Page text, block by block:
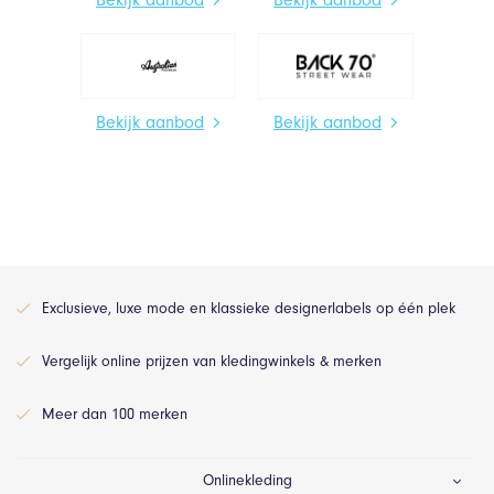
Bekijk aanbod Bekijk aanbod
Exclusieve, luxe mode en klassieke designerlabels op één plek
Vergelijk online prijzen van kledingwinkels & merken
Meer dan 100 merken
Onlinekleding